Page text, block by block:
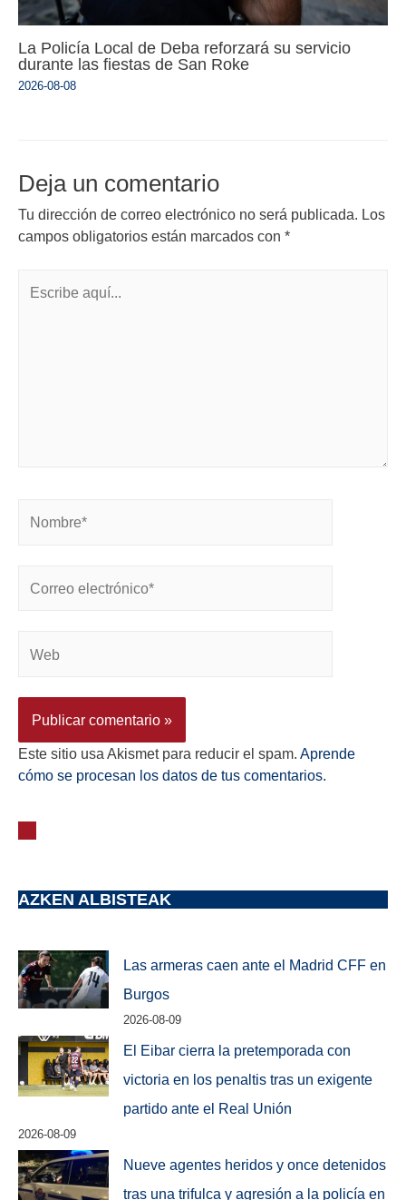
La Policía Local de Deba reforzará su servicio
durante las fiestas de San Roke
2026-08-08
Deja un comentario
Tu dirección de correo electrónico no será publicada. Los
campos obligatorios están marcados con *
Este sitio usa Akismet para reducir el spam. Aprende
cómo se procesan los datos de tus comentarios.
AZKEN ALBISTEAK
Las armeras caen ante el Madrid CFF en
Burgos
2026-08-09
El Eibar cierra la pretemporada con
victoria en los penaltis tras un exigente
partido ante el Real Unión
2026-08-09
Nueve agentes heridos y once detenidos
tras una trifulca y agresión a la policía en